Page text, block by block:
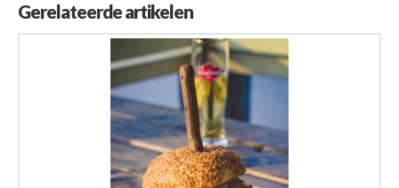
Gerelateerde artikelen